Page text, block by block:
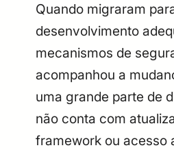
Quando migraram
desenvolvimento
mecanismos de
acompanhou a
uma grande parte de
não conta com
framework ou acesso